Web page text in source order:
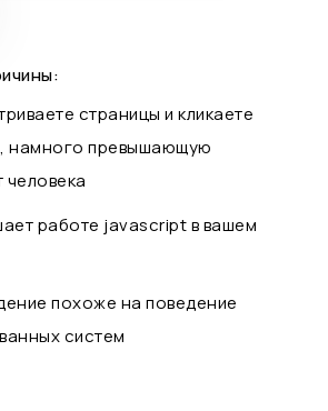
страницы и кликаете
намного превышающую
работе javascript в вашем
похоже на поведение
систем